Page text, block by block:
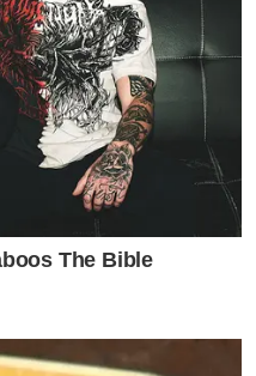
The Bible